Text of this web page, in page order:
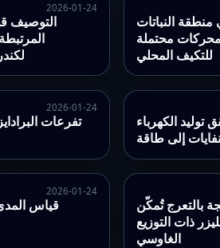
2026-01-24
التوصيف
منطقة النباتات
محتملة
للتكيف المحلي
2026-01-24
تفرعات
الكهرباء
إلى طاقة
2026-01-24
قياس
بالتعرج تُمكّن
ذات التوزيع
الغاوسي